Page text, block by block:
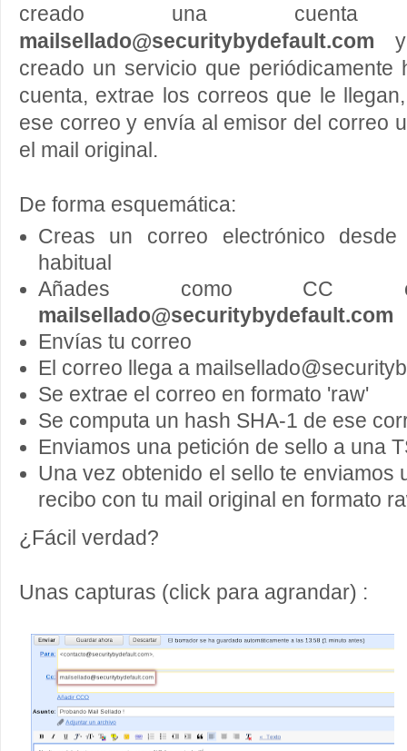
creado una
mailsellado@securitybydefault.com
creado un servicio que periódicamente
cuenta, extrae los correos que le
ese correo y envía al emisor del correo
el mail original.
De forma esquemática:
Creas un correo electrónico
habitual
Añades como
mailsellado@securitybydefault.com
Envías tu correo
El correo llega a
Se extrae el correo en formato 'raw'
Se computa un hash SHA-1 de ese
Enviamos una petición de sello a una
Una vez obtenido el sello te enviamos
recibo con tu mail original en formato
¿Fácil verdad?
Unas capturas (click para agrandar) :